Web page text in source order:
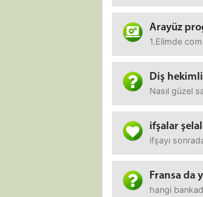
Arayüz
1.Elimde
Diş
Nasıl güzel
ifşalar
ifşayı
Fransa da
hangi